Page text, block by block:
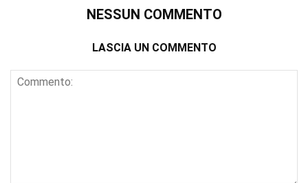
NESSUN COMMENTO
LASCIA UN COMMENTO